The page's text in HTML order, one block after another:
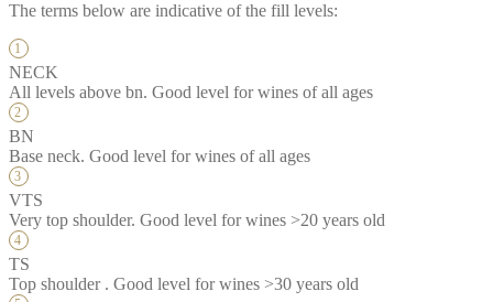
The terms below are indicative of the fill levels:
NECK
All levels above bn. Good level for wines of all ages
BN
Base neck. Good level for wines of all ages
VTS
Very top shoulder. Good level for wines >20 years old
TS
Top shoulder . Good level for wines >30 years old